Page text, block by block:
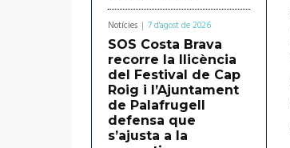
Notícies 7 d'agost de 2026
SOS Costa Brava
recorre la llicència
del Festival de Cap
Roig i l’Ajuntament
de Palafrugell
defensa que
s’ajusta a la